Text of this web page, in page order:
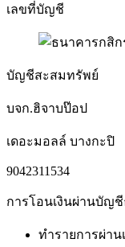
เลขที่บัญชี
บัญชีสะสมทรัพย์
บจก.ฮิจาบป๊อป
เดอะมอลล์ บางกะปิ
9042311534
การโอนเงินผ่านบัญ
ทำรายการผ่าน